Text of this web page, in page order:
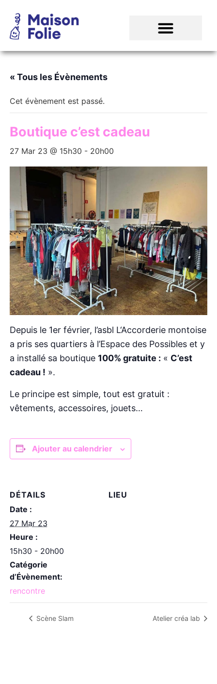
« Tous les Évènements
Cet évènement est passé.
Boutique c’est cadeau
27 Mar 23 @ 15h30 - 20h00
Depuis le 1er février, l’asbl L‘Accorderie montoise
a pris ses quartiers à l’Espace des Possibles et y
a installé sa boutique 100% gratuite : « C’est
cadeau ! ».
Le principe est simple, tout est gratuit :
vêtements, accessoires, jouets…
Ajouter au calendrier
DÉTAILS
Date :
27 Mar 23
Heure :
15h30 - 20h00
Catégorie
d’Évènement:
rencontre
LIEU
Scène Slam Atelier créa lab